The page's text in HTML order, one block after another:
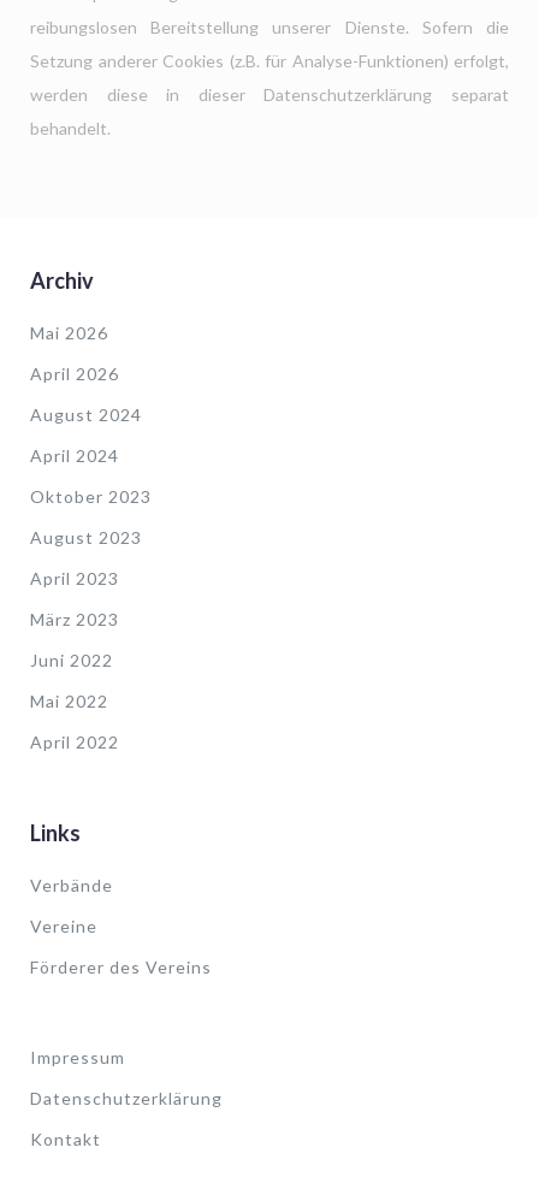
reibungslosen Bereitstellung unserer Dienste. Sofern die
Setzung anderer Cookies (z.B. für Analyse-Funktionen) erfolgt,
werden diese in dieser Datenschutzerklärung separat
behandelt.
Archiv
Mai 2026
April 2026
August 2024
April 2024
Oktober 2023
August 2023
April 2023
März 2023
Juni 2022
Mai 2022
April 2022
Links
Verbände
Vereine
Förderer des Vereins
Impressum
Datenschutzerklärung
Kontakt